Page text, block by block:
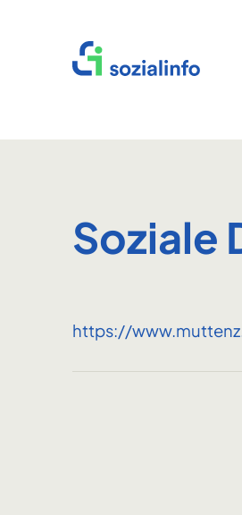
Startseite
Soziale
https://